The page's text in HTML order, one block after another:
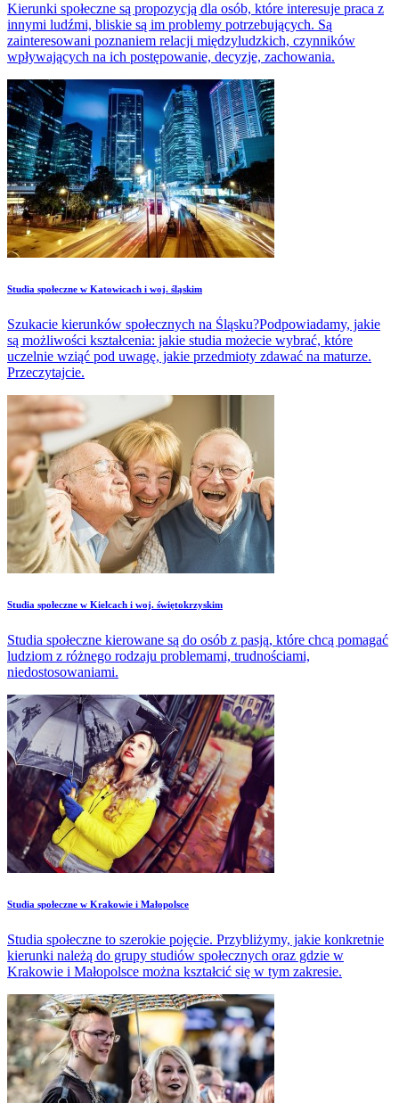
Kierunki społeczne są propozycją dla osób, które interesuje praca z
innymi ludźmi, bliskie są im problemy potrzebujących. Są
zainteresowani poznaniem relacji międzyludzkich, czynników
wpływających na ich postępowanie, decyzje, zachowania.
Studia społeczne w Katowicach i woj. śląskim
Szukacie kierunków społecznych na Śląsku?Podpowiadamy, jakie
są możliwości kształcenia: jakie studia możecie wybrać, które
uczelnie wziąć pod uwagę, jakie przedmioty zdawać na maturze.
Przeczytajcie.
Studia społeczne w Kielcach i woj. świętokrzyskim
Studia społeczne kierowane są do osób z pasją, które chcą pomagać
ludziom z różnego rodzaju problemami, trudnościami,
niedostosowaniami.
Studia społeczne w Krakowie i Małopolsce
Studia społeczne to szerokie pojęcie. Przybliżymy, jakie konkretnie
kierunki należą do grupy studiów społecznych oraz gdzie w
Krakowie i Małopolsce można kształcić się w tym zakresie.